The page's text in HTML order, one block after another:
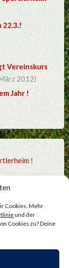
Cookies. Mehr
und der
Cookies zu? Deine
22.3.!
Vereinskurs
2012)
Jahr !
!
SG Borkum! »